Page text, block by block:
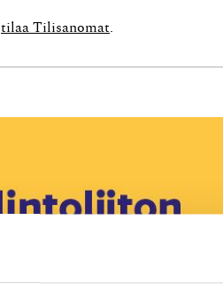
tilaa Tilisanomat